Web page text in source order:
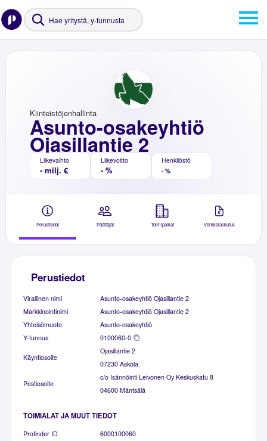
Asunto-osakeyhtiö
Ojasillantie 2
Kiinteistöjenhallinta
Liikevaihto
- milj. €
Liikevoitto
- %
Henkilöstö
- %
Perustiedot Päättäjät Toimipaikat Verkkolaskutus
Perustiedot
Virallinen nimi
Asunto-osakeyhtiö Ojasillantie 2
Markkinointinimi
Asunto-osakeyhtiö Ojasillantie 2
Yhteisömuoto
Asunto-osakeyhtiö
Y-tunnus
0100060-0
Käyntiosoite
Ojasillantie 2
07230 Askola
Postiosoite
c/o Isännöinti Leivonen Oy Keskuskatu 8
04600 Mäntsälä
TOIMIALAT JA MUUT TIEDOT
Profinder ID
6000100060